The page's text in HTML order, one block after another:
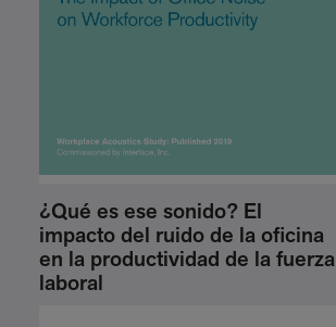
¿Qué es ese sonido? El
impacto del ruido de la oficina
en la productividad de la fuerza
laboral